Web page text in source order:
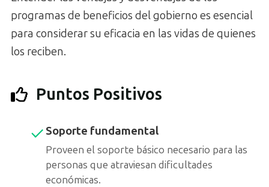
programas de beneficios del gobierno es esencial
para considerar su eficacia en las vidas de quienes
los reciben.
Puntos Positivos
Soporte fundamental
Proveen el soporte básico necesario para las
personas que atraviesan dificultades
económicas.